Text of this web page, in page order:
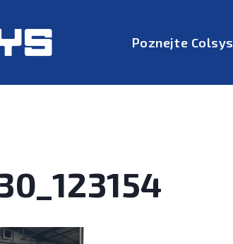
Poznejte Colsys